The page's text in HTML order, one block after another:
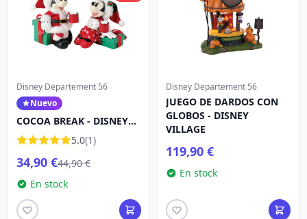
Disney Departement 56
Nuevo
COCOA BREAK - DISNEY
DEPARTMENT 56
5.0(1)
34,90 €44,90 €
En stock
Disney Departement 56
JUEGO DE DARDOS CON
GLOBOS - DISNEY
VILLAGE
119,90 €
En stock